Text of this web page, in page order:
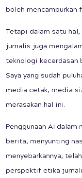
boleh mencampurkan
Tetapi dalam satu
jurnalis juga
teknologi kecerdasan
Saya yang sudah
media cetak, media
merasakan hal ini.
Penggunaan AI dalam
berita, menyunting
menyebarkannya,
perspektif etika